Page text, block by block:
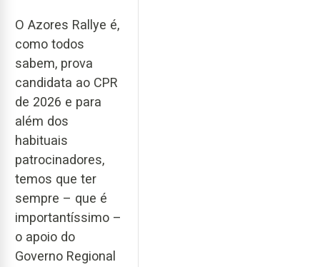
O Azores Rallye é,
como todos
sabem, prova
candidata ao CPR
de 2026 e para
além dos
habituais
patrocinadores,
temos que ter
sempre – que é
importantíssimo –
o apoio do
Governo Regional